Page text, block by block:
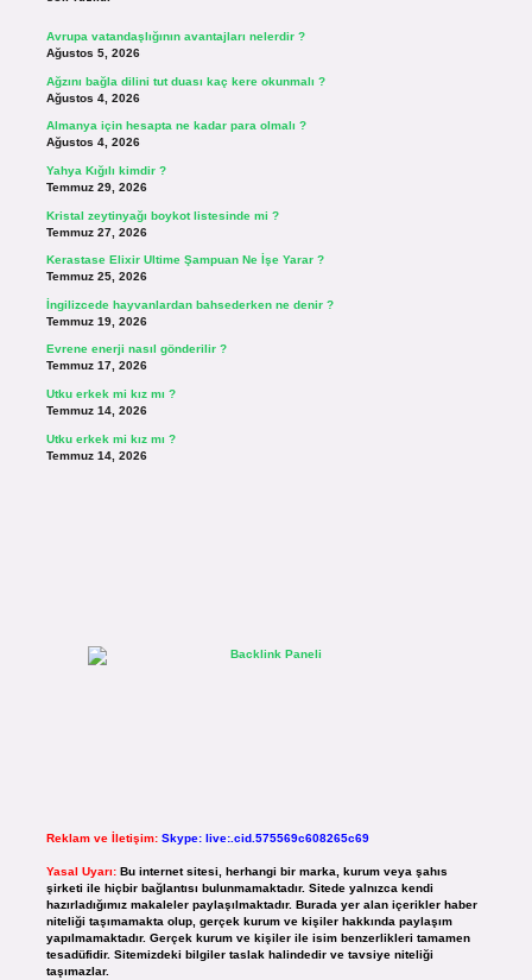
Avrupa vatandaşlığının avantajları nelerdir ?
Ağustos 5, 2026
Ağzını bağla dilini tut duası kaç kere okunmalı ?
Ağustos 4, 2026
Almanya için hesapta ne kadar para olmalı ?
Ağustos 4, 2026
Yahya Kığılı kimdir ?
Temmuz 29, 2026
Kristal zeytinyağı boykot listesinde mi ?
Temmuz 27, 2026
Kerastase Elixir Ultime Şampuan Ne İşe Yarar ?
Temmuz 25, 2026
İngilizcede hayvanlardan bahsederken ne denir ?
Temmuz 19, 2026
Evrene enerji nasıl gönderilir ?
Temmuz 17, 2026
Utku erkek mi kız mı ?
Temmuz 14, 2026
Utku erkek mi kız mı ?
Temmuz 14, 2026
Reklam ve İletişim: Skype: live:.cid.575569c608265c69
Yasal Uyarı: Bu internet sitesi, herhangi bir marka, kurum veya şahıs
şirketi ile hiçbir bağlantısı bulunmamaktadır. Sitede yalnızca kendi
hazırladığımız makaleler paylaşılmaktadır. Burada yer alan içerikler haber
niteliği taşımamakta olup, gerçek kurum ve kişiler hakkında paylaşım
yapılmamaktadır. Gerçek kurum ve kişiler ile isim benzerlikleri tamamen
tesadüfidir. Sitemizdeki bilgiler taslak halindedir ve tavsiye niteliği
taşımazlar.